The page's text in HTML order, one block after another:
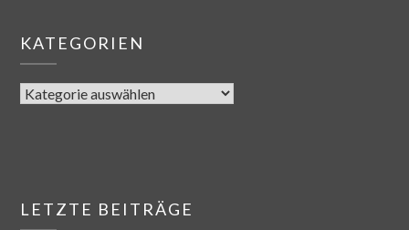
KATEGORIEN
LETZTE BEITRÄGE